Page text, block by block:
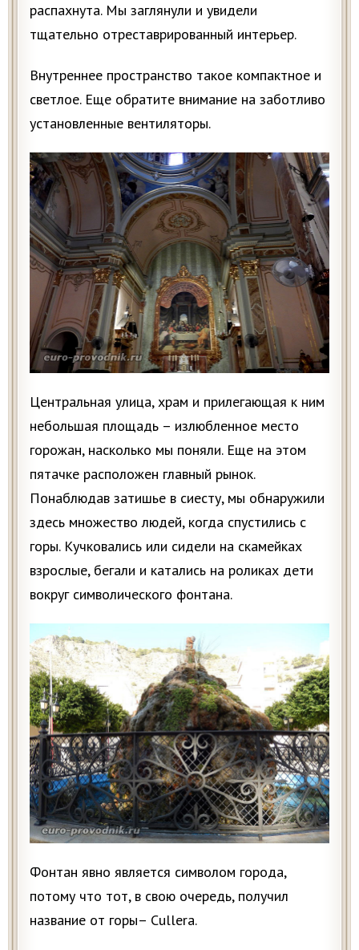
распахнута. Мы заглянули и увидели
тщательно отреставрированный интерьер.
Внутреннее пространство такое компактное и
светлое. Еще обратите внимание на заботливо
установленные вентиляторы.
Центральная улица, храм и прилегающая к ним
небольшая площадь – излюбленное место
горожан, насколько мы поняли. Еще на этом
пятачке расположен главный рынок.
Понаблюдав затишье в сиесту, мы обнаружили
здесь множество людей, когда спустились с
горы. Кучковались или сидели на скамейках
взрослые, бегали и катались на роликах дети
вокруг символического фонтана.
Фонтан явно является символом города,
потому что тот, в свою очередь, получил
название от горы– Cullera.